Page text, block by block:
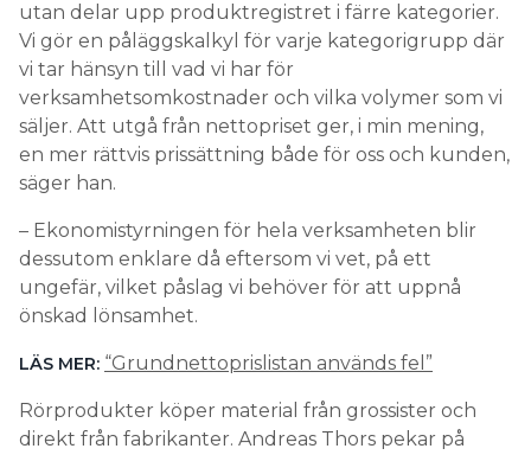
utan delar upp produktregistret i färre kategorier.
Vi gör en påläggskalkyl för varje kategorigrupp där
vi tar hänsyn till vad vi har för
verksamhetsomkostnader och vilka volymer som vi
säljer. Att utgå från nettopriset ger, i min mening,
en mer rättvis prissättning både för oss och kunden,
säger han.
– Ekonomistyrningen för hela verksamheten blir
dessutom enklare då eftersom vi vet, på ett
ungefär, vilket påslag vi behöver för att uppnå
önskad lönsamhet.
LÄS MER: “Grundnettoprislistan används fel”
Rörprodukter köper material från grossister och
direkt från fabrikanter. Andreas Thors pekar på